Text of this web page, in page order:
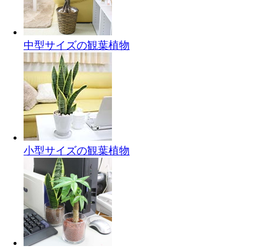
中型サイズの観葉植物
小型サイズの観葉植物